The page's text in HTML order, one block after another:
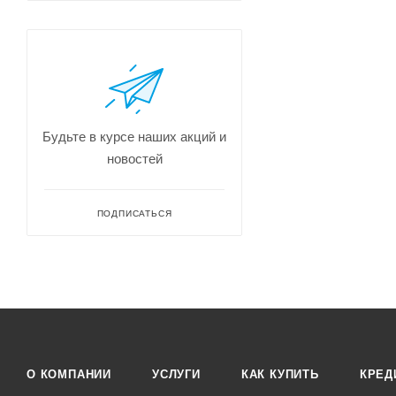
Будьте в курсе наших акций и
новостей
ПОДПИСАТЬСЯ
О КОМПАНИИ УСЛУГИ КАК КУПИТЬ